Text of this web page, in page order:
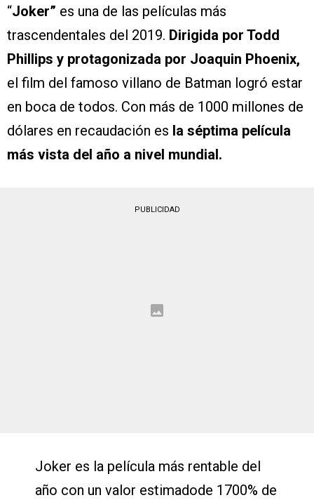
“Joker” es una de las películas más
trascendentales del 2019. Dirigida por Todd
Phillips y protagonizada por Joaquin Phoenix,
el film del famoso villano de Batman logró estar
en boca de todos. Con más de 1000 millones de
dólares en recaudación es la séptima película
más vista del año a nivel mundial.
PUBLICIDAD
Joker es la película más rentable del
año con un valor estimadode 1700% de